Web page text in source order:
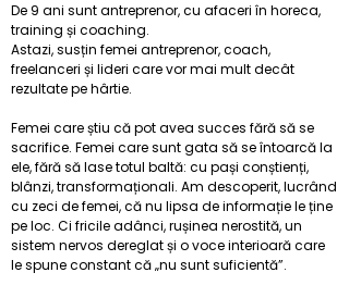
De 9 ani sunt antreprenor, cu afaceri în horeca,
training și coaching.
Astazi, susțin femei antreprenor, coach,
freelanceri și lideri care vor mai mult decât
rezultate pe hârtie.
Femei care știu că pot avea succes fără să se
sacrifice. Femei care sunt gata să se întoarcă la
ele, fără să lase totul baltă: cu pași conștienți,
blânzi, transformaționali. Am descoperit, lucrând
cu zeci de femei, că nu lipsa de informație le ține
pe loc. Ci fricile adânci, rușinea nerostită, un
sistem nervos dereglat și o voce interioară care
le spune constant că „nu sunt suficientă”.